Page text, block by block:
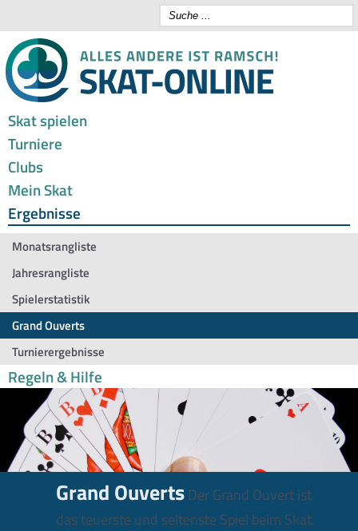
Skat spielen
Turniere
Clubs
Mein Skat
Ergebnisse
Monatsrangliste
Jahresrangliste
Spielerstatistik
Grand Ouverts
Turnierergebnisse
Regeln & Hilfe
Grand OuvertsDer Grand Ouvert ist
das teuerste und seltenste Spiel beim Skat.